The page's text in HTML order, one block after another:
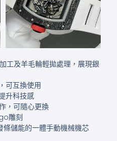
工及羊毛輪輕拋處理，展現銀
可互換使用
升科技感
，可隨心更換
雕刻
儲能的一體手動機械機芯